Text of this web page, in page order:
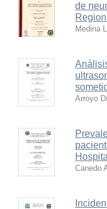
de
Medina
Arroyo
Canedo